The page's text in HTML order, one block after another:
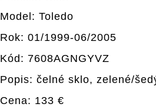
Model: Toledo
Rok: 01/1999-06/2005
Kód: 7608AGNGYVZ
Popis: čelné sklo, zelené/
Cena: 133 €